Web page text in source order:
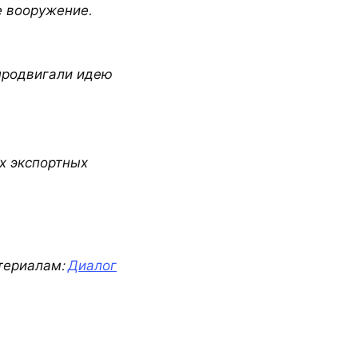
вооружение.
идею
экспортных
Диалог